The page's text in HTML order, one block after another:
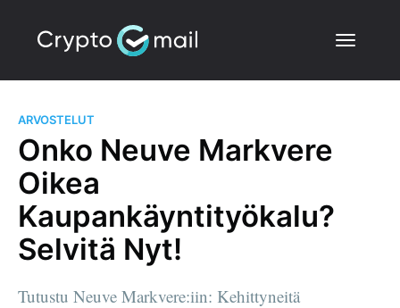
ARVOSTELUT
Onko Neuve Markvere
Oikea
Kaupankäyntityökalu?
Selvitä Nyt!
Tutustu Neuve Markvere:iin: Kehittyneitä